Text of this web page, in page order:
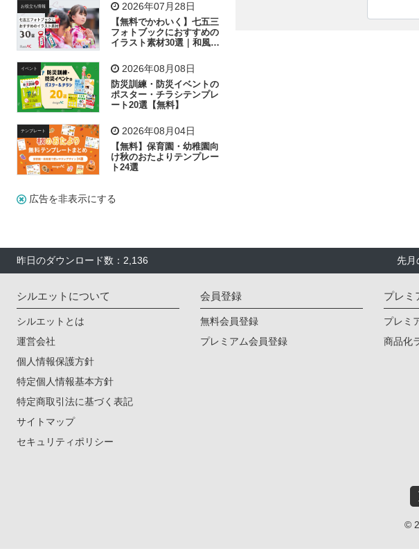
子供 作業員 葉 相談 ピクトグラム
お役立ち情報 2026年07月28日
【無料でかわいく】七五三
フォトブックにおすすめの
イラスト素材30選｜和風の
イベント 2026年08月08日
防災訓練・防災イベントの
ポスター・チラシテンプレ
ート20選【無料】
テンプレート 2026年08月04日
【無料】保育園・幼稚園向
け秋のおたよりテンプレー
ト24選
広告を非表示にする
昨日のダウンロード数：2,136 先月
シルエットについて
シルエットとは
運営会社
個人情報保護方針
特定個人情報基本方針
特定商取引法に基づく表記
サイトマップ
セキュリティポリシー
会員登録
無料会員登録
プレミアム会員登録
プレミ
プレミ
商品化
©